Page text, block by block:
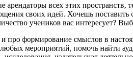
всех этих пространств,
своих идей. Хочешь поставить
учеников вас интересует?
формирование смыслов в
мероприятий, помочь найти